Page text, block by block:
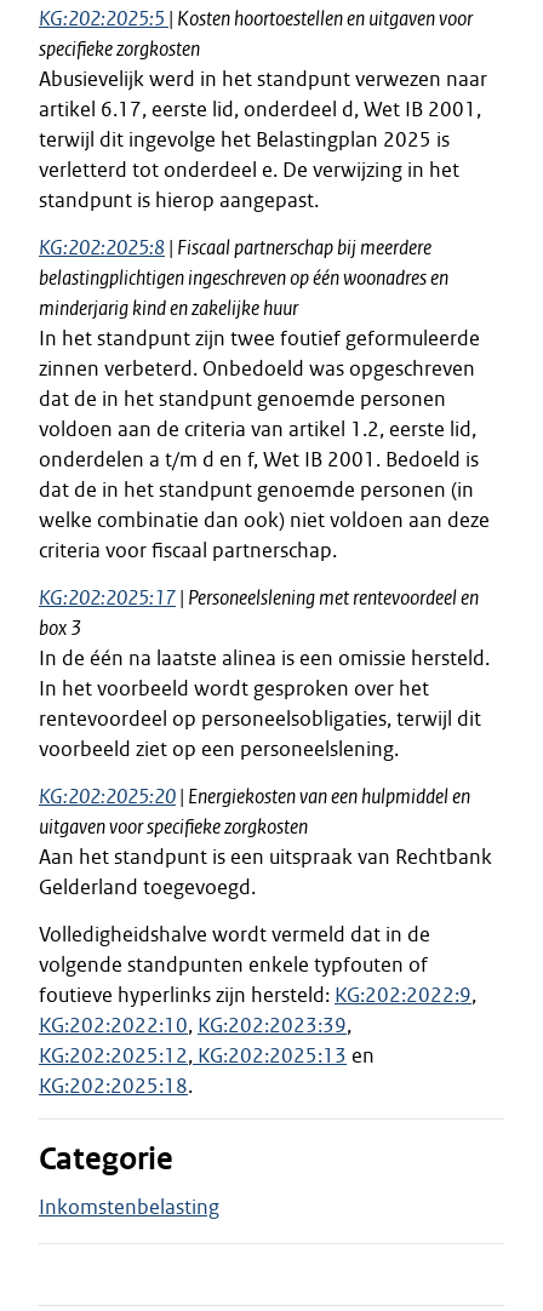
KG:202:2025:5 | Kosten hoortoestellen en uitgaven voor
specifieke zorgkosten
Abusievelijk werd in het standpunt verwezen naar
artikel 6.17, eerste lid, onderdeel d, Wet IB 2001,
terwijl dit ingevolge het Belastingplan 2025 is
verletterd tot onderdeel e. De verwijzing in het
standpunt is hierop aangepast.
KG:202:2025:8 | Fiscaal partnerschap bij meerdere
belastingplichtigen ingeschreven op één woonadres en
minderjarig kind en zakelijke huur
In het standpunt zijn twee foutief geformuleerde
zinnen verbeterd. Onbedoeld was opgeschreven
dat de in het standpunt genoemde personen
voldoen aan de criteria van artikel 1.2, eerste lid,
onderdelen a t/m d en f, Wet IB 2001. Bedoeld is
dat de in het standpunt genoemde personen (in
welke combinatie dan ook) niet voldoen aan deze
criteria voor fiscaal partnerschap.
KG:202:2025:17| Personeelslening met rentevoordeel en
box 3
In de één na laatste alinea is een omissie hersteld.
In het voorbeeld wordt gesproken over het
rentevoordeel op personeelsobligaties, terwijl dit
voorbeeld ziet op een personeelslening.
KG:202:2025:20| Energiekosten van een hulpmiddel en
uitgaven voor specifieke zorgkosten
Aan het standpunt is een uitspraak van Rechtbank
Gelderland toegevoegd.
Volledigheidshalve wordt vermeld dat in de
volgende standpunten enkele typfouten of
foutieve hyperlinks zijn hersteld: KG:202:2022:9,
KG:202:2022:10, KG:202:2023:39,
KG:202:2025:12, KG:202:2025:13 en
KG:202:2025:18.
Categorie
Inkomstenbelasting